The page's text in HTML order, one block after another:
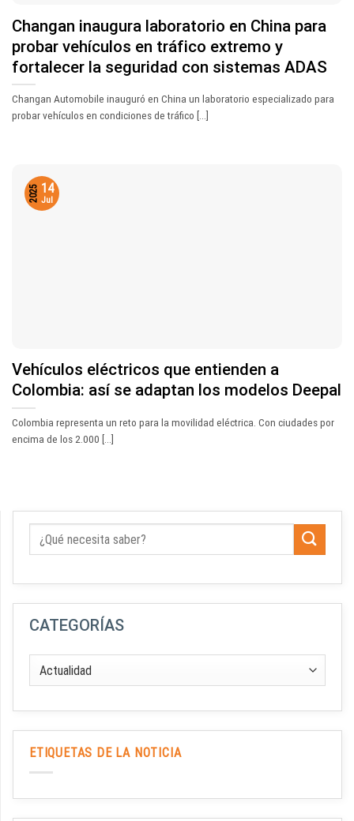
Changan inaugura laboratorio en China para
probar vehículos en tráfico extremo y
fortalecer la seguridad con sistemas ADAS
Changan Automobile inauguró en China un laboratorio especializado para
probar vehículos en condiciones de tráfico [...]
Vehículos eléctricos que entienden a
Colombia: así se adaptan los modelos Deepal
Colombia representa un reto para la movilidad eléctrica. Con ciudades por
encima de los 2.000 [...]
14
Jul
2025
CATEGORÍAS
ETIQUETAS DE LA NOTICIA